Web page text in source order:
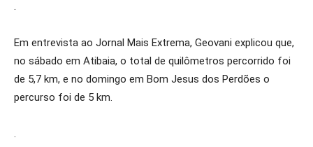
.
Em entrevista ao Jornal Mais Extrema, Geovani explicou que,
no sábado em Atibaia, o total de quilômetros percorrido foi
de 5,7 km, e no domingo em Bom Jesus dos Perdões o
percurso foi de 5 km.
.